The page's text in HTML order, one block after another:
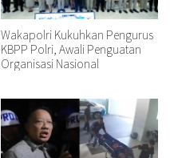
Wakapolri Kukuhkan Pengurus
KBPP Polri, Awali Penguatan
Organisasi Nasional